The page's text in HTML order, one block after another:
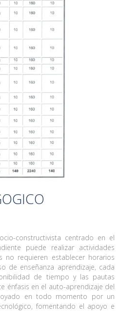
constructivista centrado en el
puede realizar actividades
no requieren establecer horarios
de enseñanza aprendizaje, cada
de tiempo y las pautas
énfasis en el auto-aprendizaje del
en todo momento por un
fomentando el apoyo e